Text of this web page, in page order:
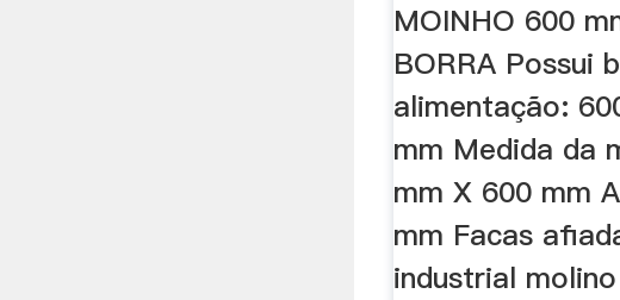
MOINHO 600
BORRA Possui
alimentação:
mm Medida da
mm X 600 mm
mm Facas
industrial